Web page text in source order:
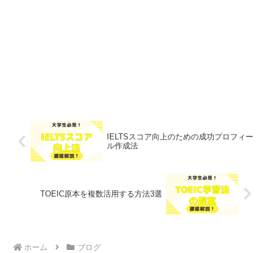
IELTSスコア向上のための成功プロフィー
ル作成法
TOEIC原本を複数活用する方法3選
ホーム ブログ